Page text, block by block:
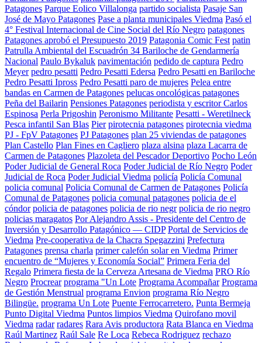
Patagones Parque Eolico Villalonga partido socialista Pasaje San
José de Mayo Patagones Pase a planta municipales Viedma Pasó el
4° Festival Internacional de Cine Social del Río Negro patagones
Patagones aprobó el Presupuesto 2019 Patagonia Comic Fest patin
Patrulla Ambiental del Escuadrón 34 Bariloche de Gendarmería
Nacional Paulo Bykaluk pavimentación pedido de captura Pedro
Meyer pedro pesatti Pedro Pesatti Edersa Pedro Pesatti en Bariloche
Pedro Pesatti Ipross Pedro Pesatti paro de mujeres Pelea entre
bandas en Carmen de Patagones pelucas oncológicas patagones
Peña del Bailarin Pensiones Patagones periodista y escritor Carlos
Espinosa Perla Prigoshin Peronismo Militante Pesatti - Weretilneck
Pesca infantil San Blas Pier pirotecnia patagones pirotecnia viedma
PJ - FpV Patagones PJ Patagones plan 25 viviendas de patagones
Plan Castello Plan Fines en Cagliero plaza alsina plaza Lacarra de
Carmen de Patagones Plazoleta del Pescador Deportivo Pocho León
Poder Judicial de General Roca Poder Judicial de Río Negro Poder
Judicial de Roca Poder Judicial Viedma policía Policía Comunal
policia comunal Policia Comunal de Carmen de Patagones Policía
Comunal de Patagones policia comunal patagones policia de el
cóndor policia de patagones policia de rio negr policia de rio negro
policias maragatos Por Alejandro Assis - Presidente del Centro de
Inversión y Desarrollo Patagónico — CIDP Portal de Servicios de
Viedma Pre-cooperativa de la Chacra Spegazzini Prefectura
Patagones prensa charla primer calefón solar en Viedma Primer
encuentro de “Mujeres y Economía Social” Primera Feria del
Regalo Primera fiesta de la Cerveza Artesana de Viedma PRO Río
Negro Procrear programa "Un Lote Programa Acompañar Programa
de Gestión Menstrual programa Envion programa Río Negro
Bilingüe. programa Un Lote Puente Ferrocarretero. Punta Bermeja
Punto Digital Viedma Puntos limpios Viedma Quirofano movil
Viedma radar radares Rara Avis productora Rata Blanca en Viedma
Raúl Martinez Raúl Sale Re Loca Rebeca Rodriguez rechazo